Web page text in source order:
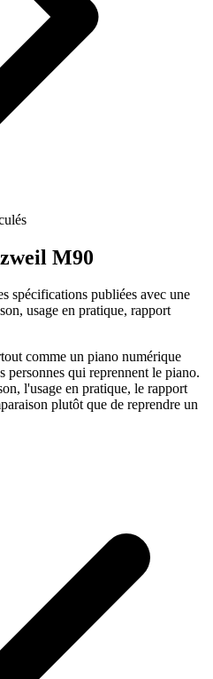
M90
spécifications publiées avec une
usage en pratique, rapport
comme un piano numérique
personnes qui reprennent le piano.
l'usage en pratique, le rapport
plutôt que de reprendre un